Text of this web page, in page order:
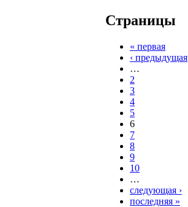
Страницы
« первая
‹ предыдущая
…
2
3
4
5
6
7
8
9
10
…
следующая ›
последняя »